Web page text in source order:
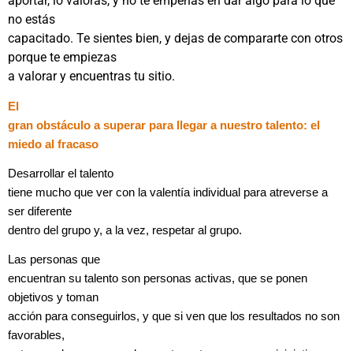
no estás
capacitado. Te sientes bien, y dejas de compararte con otros
porque te empiezas
a valorar y encuentras tu sitio.
El
gran obstáculo a superar para llegar a nuestro talento: el
miedo al fracaso
Desarrollar el talento
tiene mucho que ver con la valentía individual para atreverse a
ser diferente
dentro del grupo y, a la vez, respetar al grupo.
Las personas que
encuentran su talento son personas activas, que se ponen
objetivos y toman
acción para conseguirlos, y que si ven que los resultados no son
favorables,